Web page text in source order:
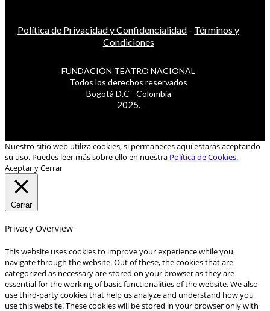
Política de Privacidad y Confidencialidad - Términos y
Condiciones
FUNDACIÓN TEATRO NACIONAL
Todos los derechos reservados
Bogotá D.C - Colombia
2025.
Nuestro sitio web utiliza cookies, si permaneces aquí estarás aceptando
su uso. Puedes leer más sobre ello en nuestra Política de Cookies.
Aceptar y Cerrar
Cerrar
Privacy Overview
This website uses cookies to improve your experience while you
navigate through the website. Out of these, the cookies that are
categorized as necessary are stored on your browser as they are
essential for the working of basic functionalities of the website. We also
use third-party cookies that help us analyze and understand how you
use this website. These cookies will be stored in your browser only with